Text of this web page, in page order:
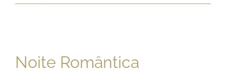
Noite Romântica